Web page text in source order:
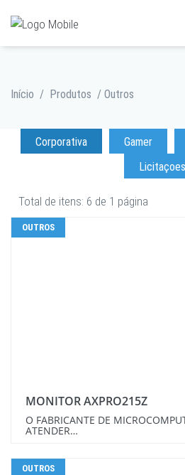
Início / Produtos / Outros
Corporativa Gamer
Licitaçoes
Total de itens: 6 de 1 página
OUTROS
MONITOR AXPRO215Z
O FABRICANTE DE
ATENDER…
OUTROS